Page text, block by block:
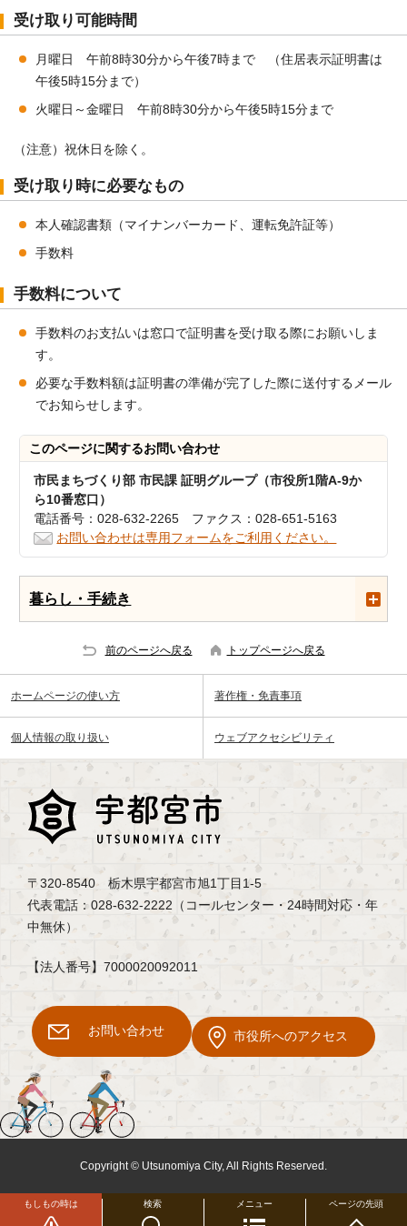
受け取り可能時間
月曜日 午前8時30分から午後7時まで （住居表示証明書は
午後5時15分まで）
火曜日～金曜日 午前8時30分から午後5時15分まで
（注意）祝休日を除く。
受け取り時に必要なもの
本人確認書類（マイナンバーカード、運転免許証等）
手数料
手数料について
手数料のお支払いは窓口で証明書を受け取る際にお願いしま
す。
必要な手数料額は証明書の準備が完了した際に送付するメール
でお知らせします。
このページに関するお問い合わせ
市民まちづくり部 市民課 証明グループ（市役所1階A-9か
ら10番窓口）
電話番号：028-632-2265 ファクス：028-651-5163
お問い合わせは専用フォームをご利用ください。
暮らし・手続き
前のページへ戻る トップページへ戻る
検索
もしもの時は メニュー ページの先頭
ホームページの使い方 著作権・免責事項
個人情報の取り扱い ウェブアクセシビリティ
〒320-8540 栃木県宇都宮市旭1丁目1-5
代表電話：028-632-2222（コールセンター・24時間対応・年
中無休）
【法人番号】7000020092011
お問い合わせ 市役所へのアクセス
Copyright © Utsunomiya City, All Rights Reserved.